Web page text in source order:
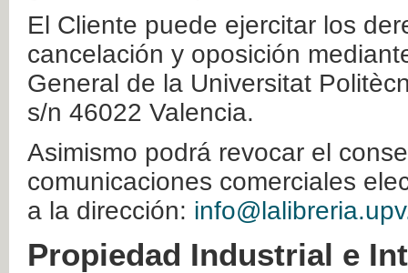
El Cliente puede ejercitar los
cancelación y oposición
General de la Universitat
s/n 46022 Valencia.
Asimismo podrá revocar el
comunicaciones comerciales
a la dirección:
Propiedad Industrial e